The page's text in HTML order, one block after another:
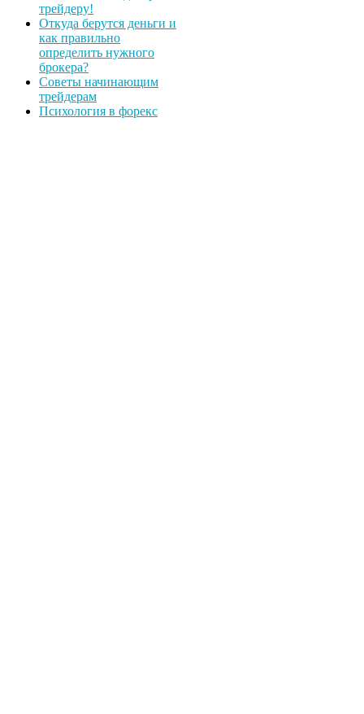
трейдеру!
Откуда берутся деньги и
как правильно
определить нужного
брокера?
Советы начинающим
трейдерам
Психология в форекс